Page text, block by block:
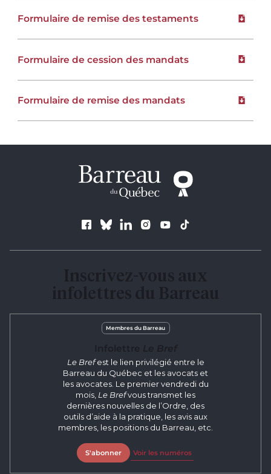
Formulaire de remise des testaments
Formulaire de cession des mandats
Formulaire de remise des mandats
Suivez le Barreau
Membres du Barreau
Le Brefest le lien privilégié entre le
Barreau du Québec et les avocats et
les avocates. Le premier vendredi du
mois, Le Brefvous transmet les
dernières nouvelles de l’Ordre, des
outils d’aide à la pratique, les avis aux
membres, les positions du Barreau, etc.
S'abonner Voir les numéros